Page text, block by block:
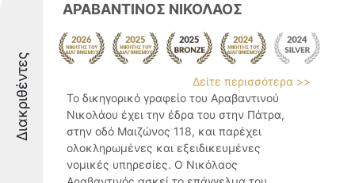
Διακριθέντες
ΑΡΑΒΑΝΤΙΝΟΣ ΝΙΚΟΛΑΟΣ
Δείτε περισσότερα >>
Το δικηγορικό γραφείο του Αραβαντινού
Νικολάου έχει την έδρα του στην Πάτρα,
στην οδό Μαιζώνος 118, και παρέχει
ολοκληρωμένες και εξειδικευμένες
νομικές υπηρεσίες. Ο Νικόλαος